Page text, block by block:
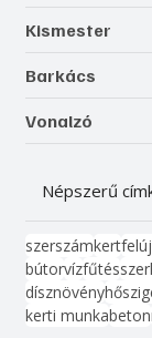
Kismester
Barkács
Vonalzó
Népszerű
szerszámkert
bútorvízfűtés
dísznövény
kerti munkabeton